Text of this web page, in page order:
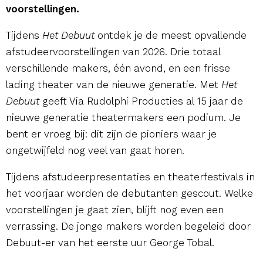
voorstellingen.
Tijdens Het Debuutontdek je de meest opvallende
afstudeervoorstellingen van 2026. Drie totaal
verschillende makers, één avond, en een frisse
lading theater van de nieuwe generatie. Met Het
Debuut geeft Via Rudolphi Producties al 15 jaar de
nieuwe generatie theatermakers een podium. Je
bent er vroeg bij: dit zijn de pioniers waar je
ongetwijfeld nog veel van gaat horen.
Tijdens afstudeerpresentaties en theaterfestivals in
het voorjaar worden de debutanten gescout. Welke
voorstellingen je gaat zien, blijft nog even een
verrassing. De jonge makers worden begeleid door
Debuut-er van het eerste uur George Tobal.